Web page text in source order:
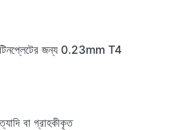
টিনপ্লেটের জন্য 0.23mm T4
বা গ্রাহকীকৃত